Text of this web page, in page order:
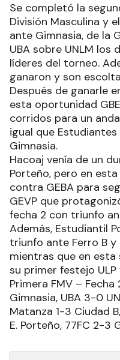
Se completó la
División Masculina y
ante Gimnasia, de la
UBA sobre UNLM
líderes del torneo.
ganaron y son
Después de ganarle
esta oportunidad
corridos para un
igual que
Gimnasia.
Hacoaj venía de un
Porteño, pero en
contra GEBA para
GEVP que
fecha 2 con triunfo
Además, Estudiantil
triunfo ante Ferro B
mientras que en
su primer festejo ULP
Primera FMV –
Gimnasia, UBA 3-0
Matanza 1-3 Ciudad
E. Porteño, 77FC 2-3